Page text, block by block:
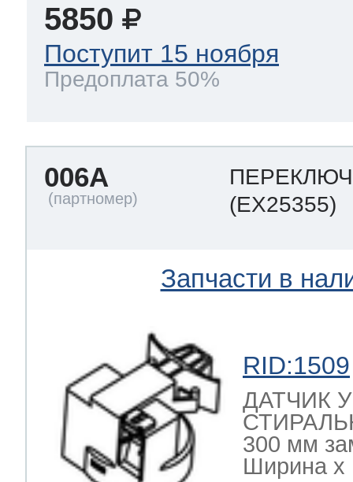
5850
Поступит 15 ноября
Предоплата 50%
006A
(EX25355)
Запчасти в
RID:1509
ДАТЧИК
300 мм
Ширина х